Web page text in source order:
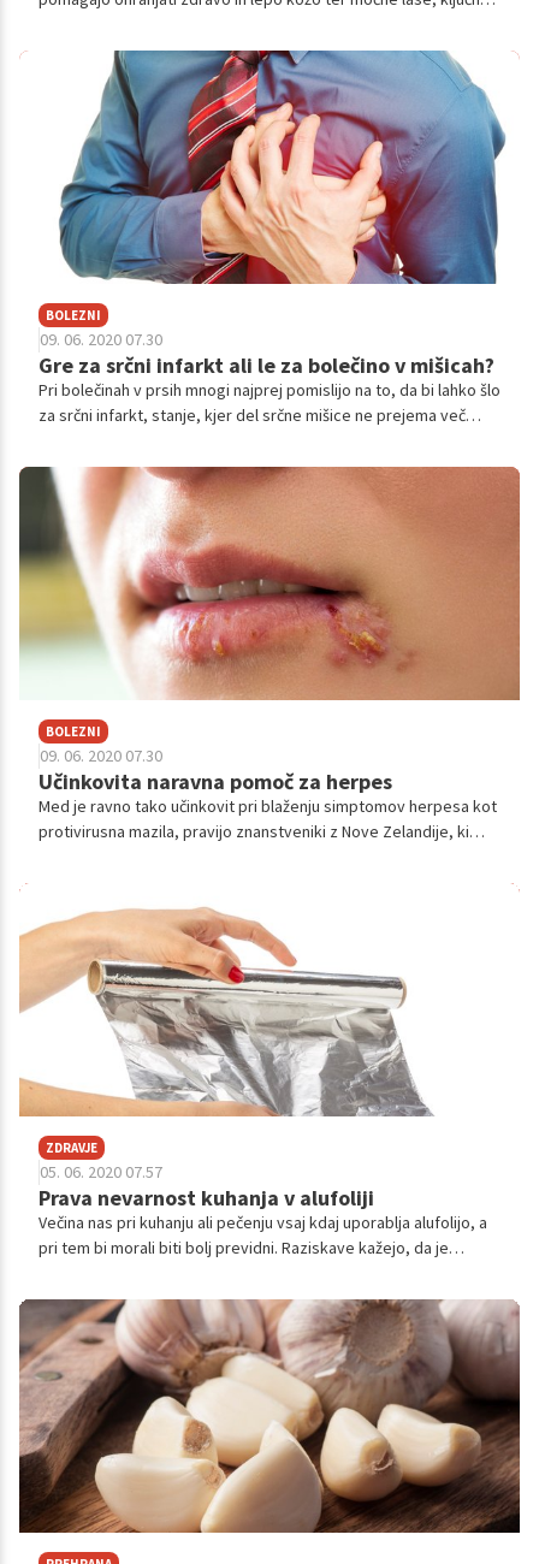
temperature. A dobro je, da izbiramo med zdravimi maščobami.
Tako vam predstavljamo seznam naravnih virov zdravih maščob.
BOLEZNI
09. 06. 2020 07.30
Gre za srčni infarkt ali le za bolečino v mišicah?
Pri bolečinah v prsih mnogi najprej pomislijo na to, da bi lahko šlo
za srčni infarkt, stanje, kjer del srčne mišice ne prejema več
torej vemo, ali gre le za bolečine v mišicah, mišični krč ali za kaj
bolj resnega? Dobro je, da vemo, kaj vse lahko povzroča
bolečine v prsnem košu, da znamo bolečino bolje oceniti.
BOLEZNI
09. 06. 2020 07.30
Učinkovita naravna pomoč za herpes
Med je ravno tako učinkovit pri blaženju simptomov herpesa kot
protivirusna mazila, pravijo znanstveniki z Nove Zelandije, ki
tudi med.
ZDRAVJE
05. 06. 2020 07.57
Prava nevarnost kuhanja v alufoliji
Večina nas pri kuhanju ali pečenju vsaj kdaj uporablja alufolijo, a
pri tem bi morali biti bolj previdni. Raziskave kažejo, da je
ob tem izluži več aluminija v našo hrano. Še posebej, če alufolijo
uporabljamo za pečenje ali segrevanje začinjene ali kisle hrane.
Povečan nivo aluminija v telesu je povezan z osteoporozo in
Alzheimerjevo boleznijo.